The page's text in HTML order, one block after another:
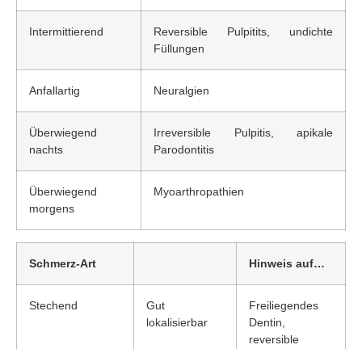
Intermittierend
Reversible Pulpitits, undichte
Füllungen
Anfallartig Neuralgien
Überwiegend
nachts
Irreversible Pulpitis, apikale
Parodontitis
Überwiegend
morgens
Myoarthropathien
Schmerz-Art Hinweis auf…
Stechend
Gut
lokalisierbar
Freiliegendes
Dentin,
reversible